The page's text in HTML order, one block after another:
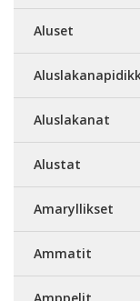
Aluset
Aluslakanat
Alustat
Amaryllikset
Ammatit